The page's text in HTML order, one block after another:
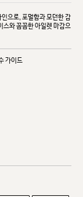
으로, 포멀함과 모던한 감
스와 꼼꼼한 아일렛 마감으
가이드